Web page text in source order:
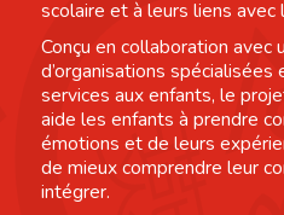
scolaire et à leurs liens avec
Conçu en collaboration avec
d’organisations
services aux enfants, le
aide les enfants à prendre
émotions et de leurs
de mieux comprendre leur
intégrer.